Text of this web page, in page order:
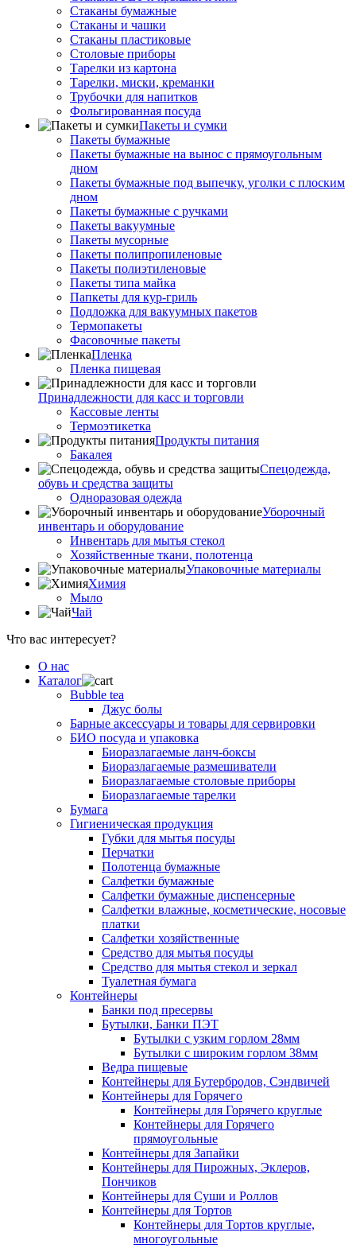
Стаканы бумажные
Стаканы и чашки
Стаканы пластиковые
Столовые приборы
Тарелки из картона
Тарелки, миски, креманки
Трубочки для напитков
Фольгированная посуда
Пакеты и сумки
Пакеты бумажные
Пакеты бумажные на вынос с прямоугольным
дном
Пакеты бумажные под выпечку, уголки с плоским
дном
Пакеты бумажные с ручками
Пакеты вакуумные
Пакеты мусорные
Пакеты полипропиленовые
Пакеты полиэтиленовые
Пакеты типа майка
Папкеты для кур-гриль
Подложка для вакуумных пакетов
Термопакеты
Фасовочные пакеты
Пленка
Пленка пищевая
Принадлежности для касс и торговли
Кассовые ленты
Термоэтикетка
Продукты питания
Бакалея
Спецодежда,
обувь и средства защиты
Одноразовая одежда
Уборочный
инвентарь и оборудование
Инвентарь для мытья стекол
Хозяйственные ткани, полотенца
Упаковочные материалы
Химия
Мыло
Чай
Что вас интересует?
О нас
Каталог
Bubble tea
Джус болы
Барные аксессуары и товары для сервировки
БИО посуда и упаковка
Биоразлагаемые ланч-боксы
Биоразлагаемые размешиватели
Биоразлагаемые столовые приборы
Биоразлагаемые тарелки
Бумага
Гигиеническая продукция
Губки для мытья посуды
Перчатки
Полотенца бумажные
Салфетки бумажные
Салфетки бумажные диспенсерные
Салфетки влажные, косметические, носовые
платки
Салфетки хозяйственные
Средство для мытья посуды
Средство для мытья стекол и зеркал
Туалетная бумага
Контейнеры
Банки под пресервы
Бутылки, Банки ПЭТ
Бутылки с узким горлом 28мм
Бутылки с широким горлом 38мм
Ведра пищевые
Контейнеры для Бутербродов, Сэндвичей
Контейнеры для Горячего
Контейнеры для Горячего круглые
Контейнеры для Горячего
прямоугольные
Контейнеры для Запайки
Контейнеры для Пирожных, Эклеров,
Пончиков
Контейнеры для Суши и Роллов
Контейнеры для Тортов
Контейнеры для Тортов круглые,
многоугольные